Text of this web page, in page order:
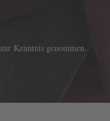
Kenntnis genommen.